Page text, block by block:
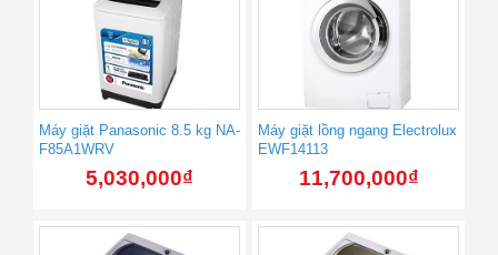
Máy giặt Panasonic 8.5 kg NA-
F85A1WRV
5,030,000₫
Máy giặt lồng ngang Electrolux
EWF14113
11,700,000₫